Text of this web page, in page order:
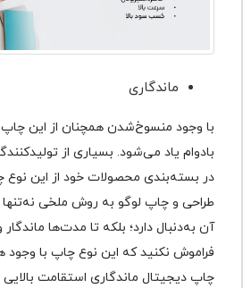
ماندگاری
با وجود منسوخ‌شدن همچنان از این چاپ
بادوام یاد می‌شود. بسیاری از
در بسته‌بندی محصولات خود از این نوع
طراحی و چاپ لوگو به روش ملخی
آن به‌دنبال دارد؛ بلکه تا مدت‌ها
فراموش نکنید که این نوع چاپ با وجود
چاپ دیجیتال ماندگاری استقامت بالایی